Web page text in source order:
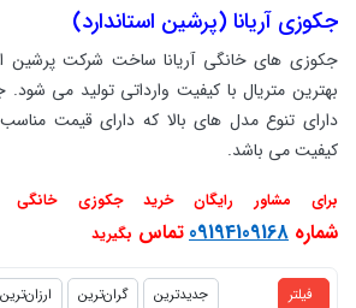
جکوزی آریانا (پرشین استاندارد)
جکوزی های خانگی آریانا ساخت شرکت پرشین
بهترین متریال با کیفیت وارداتی تولید می
دارای تنوع مدل های بالا که دارای قیمت
کیفیت می باشد.
برای مشاور رایگان خرید جکوزی خانگی
شماره 09194109168تماس بگیرید
products.productlist
فیلتر جدیدترین گران‌ترین ارزان‌ترین